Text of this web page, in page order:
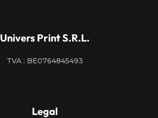
Univers Print S.R.L.
TVA : BE0764845493
Legal